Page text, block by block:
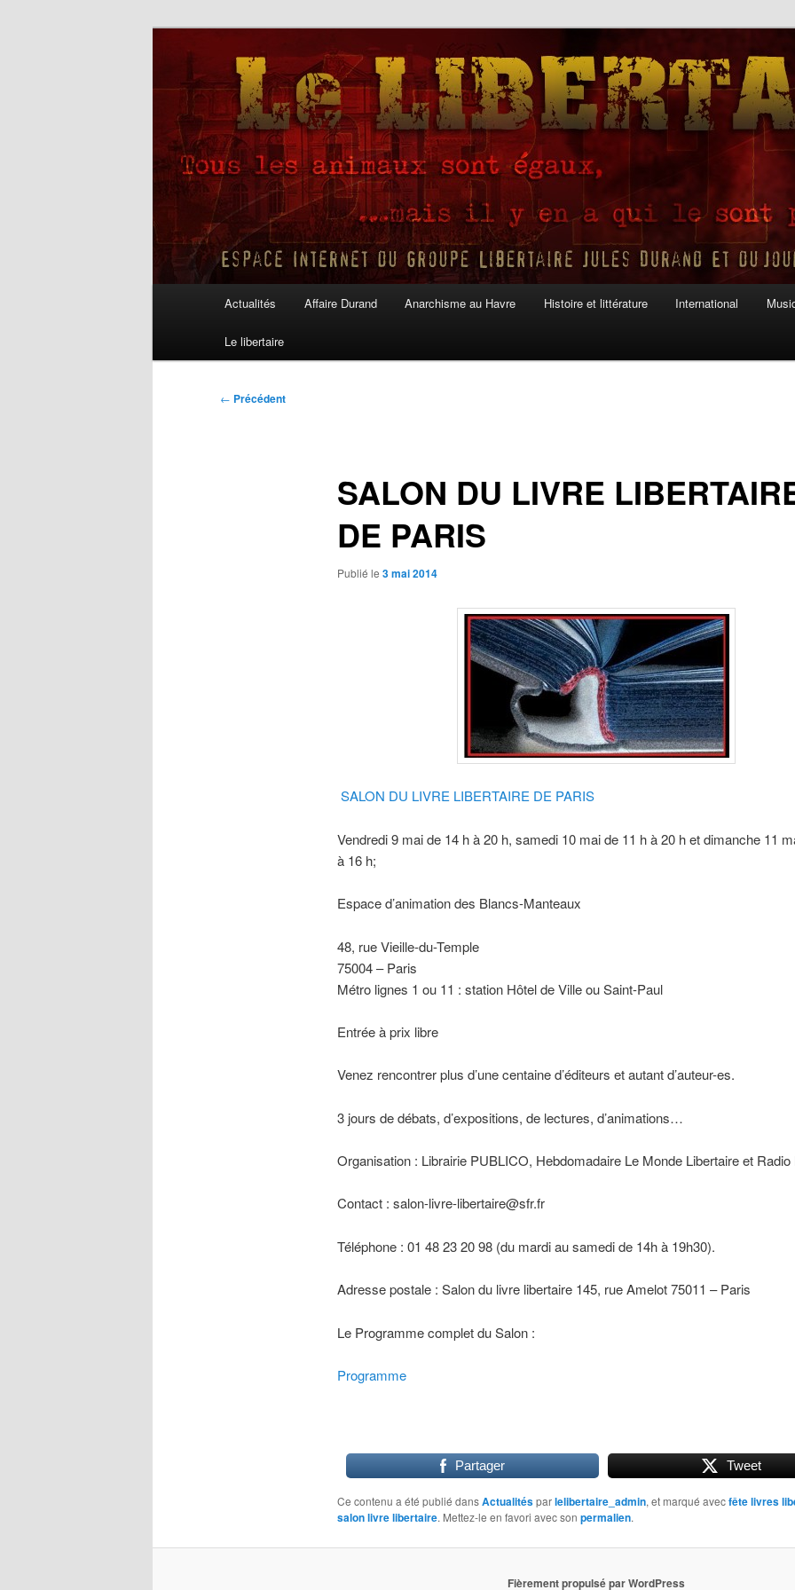
Le Libertaire
Actualités Affaire Durand Anarchisme au Havre Histoire et littérature International
Le libertaire
Navigation
← Précédent
SALON DU LIVRE
DE PARIS
Publié le 3 mai 2014
SALON DU LIVRE LIBERTAIRE DE PARIS
Vendredi 9 mai de 14 h à 20 h, samedi 10 mai de 11 h à 20 h et dimanche 11
à 16 h;
Espace d’animation des Blancs-Manteaux
48, rue Vieille-du-Temple
75004 – Paris
Métro lignes 1 ou 11 : station Hôtel de Ville ou Saint-Paul
Entrée à prix libre
Venez rencontrer plus d’une centaine d’éditeurs et autant d’auteur-es.
3 jours de débats, d’expositions, de lectures, d’animations…
Organisation : Librairie PUBLICO, Hebdomadaire Le Monde Libertaire et Radio
Contact : salon-livre-libertaire@sfr.fr
Téléphone : 01 48 23 20 98 (du mardi au samedi de 14h à 19h30).
Adresse postale : Salon du livre libertaire 145, rue Amelot 75011 – Paris
Le Programme complet du Salon :
Programme
Partager Tweet
Ce contenu a été publié dansActualitésparlelibertaire_admin, et marqué avecfête livres
salon livre libertaire. Mettez-le en favori avec son permalien.
Fièrement propulsé par WordPress